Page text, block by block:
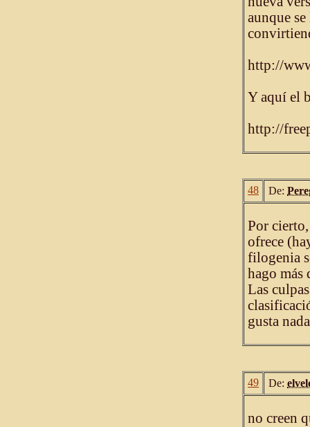
aunque
http://
Y aquí el
http://
48 De:
Por
ofrece
filogenia
hago más
Las
gusta
49 De:
no creen